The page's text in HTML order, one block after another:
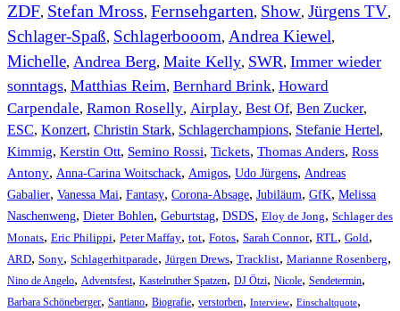
ZDF, Stefan Mross, Fernsehgarten, Show, Jürgens TV,
Schlager-Spaß, Schlagerbooom, Andrea Kiewel,
Michelle, Andrea Berg, Maite Kelly, SWR, Immer wieder
sonntags, Matthias Reim, Bernhard Brink, Howard
Carpendale, Ramon Roselly, Airplay, Best Of, Ben Zucker,
ESC, Konzert, Christin Stark, Schlagerchampions, Stefanie Hertel,
Kimmig, Kerstin Ott, Semino Rossi, Tickets, Thomas Anders, Ross
Antony, Anna-Carina Woitschack, Amigos, Udo Jürgens, Andreas
Gabalier, Vanessa Mai, Fantasy, Corona-Absage, Jubiläum, GfK, Melissa
Naschenweng, Dieter Bohlen, Geburtstag, DSDS, Eloy de Jong, Schlager des
Monats, Eric Philippi, Peter Maffay, tot, Fotos, Sarah Connor, RTL, Gold,
ARD, Sony, Schlagerhitparade, Jürgen Drews, Tracklist, Marianne Rosenberg,
Nino de Angelo, Adventsfest, Kastelruther Spatzen, DJ Ötzi, Nicole, Sendetermin,
Barbara Schöneberger, Santiano, Biografie, verstorben, Interview, Einschaltquote,